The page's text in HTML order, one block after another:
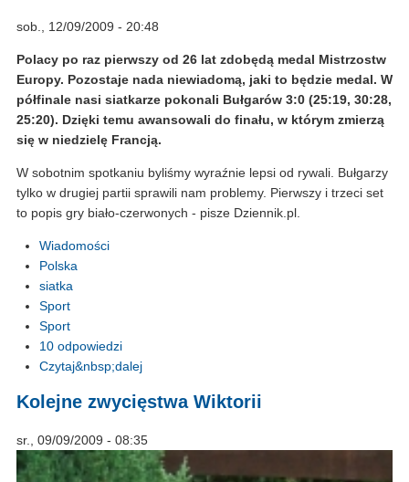
sob., 12/09/2009 - 20:48
Polacy po raz pierwszy od 26 lat zdobędą medal Mistrzostw
Europy. Pozostaje nada niewiadomą, jaki to będzie medal. W
półfinale nasi siatkarze pokonali Bułgarów 3:0 (25:19, 30:28,
25:20). Dzięki temu awansowali do finału, w którym zmierzą
się w niedzielę Francją.
W sobotnim spotkaniu byliśmy wyraźnie lepsi od rywali. Bułgarzy
tylko w drugiej partii sprawili nam problemy. Pierwszy i trzeci set
to popis gry biało-czerwonych - pisze Dziennik.pl.
Wiadomości
Polska
siatka
Sport
Sport
10 odpowiedzi
Czytaj&nbsp;dalej
Kolejne zwycięstwa Wiktorii
sr., 09/09/2009 - 08:35